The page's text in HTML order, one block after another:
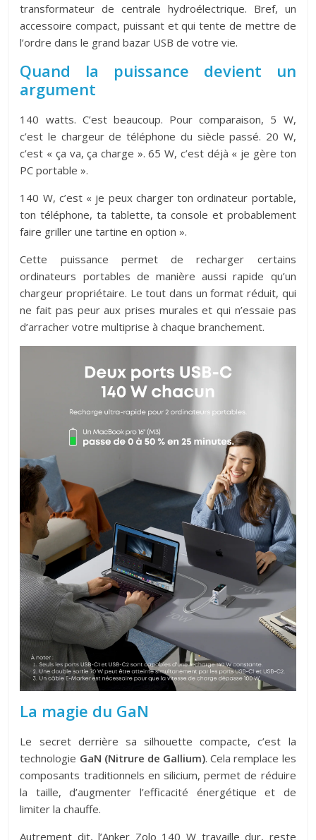
transformateur de centrale hydroélectrique. Bref, un
accessoire compact, puissant et qui tente de mettre de
l’ordre dans le grand bazar USB de votre vie.
Quand la puissance devient un
argument
140 watts. C’est beaucoup. Pour comparaison, 5 W,
c’est le chargeur de téléphone du siècle passé. 20 W,
c’est « ça va, ça charge ». 65 W, c’est déjà « je gère ton
PC portable ».
140 W, c’est « je peux charger ton ordinateur portable,
ton téléphone, ta tablette, ta console et probablement
faire griller une tartine en option ».
Cette puissance permet de recharger certains
ordinateurs portables de manière aussi rapide qu’un
chargeur propriétaire. Le tout dans un format réduit, qui
ne fait pas peur aux prises murales et qui n’essaie pas
d’arracher votre multiprise à chaque branchement.
La magie du GaN
Le secret derrière sa silhouette compacte, c’est la
technologie GaN (Nitrure de Gallium). Cela remplace les
composants traditionnels en silicium, permet de réduire
la taille, d’augmenter l’efficacité énergétique et de
limiter la chauffe.
Autrement dit, l’Anker Zolo 140 W travaille dur, reste